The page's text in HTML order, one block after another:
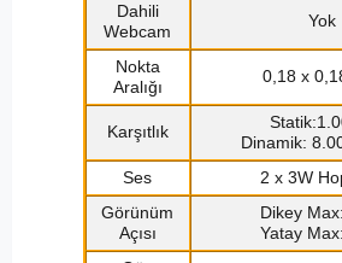
Dahili
Webcam
Yok
Nokta
Aralığı
0,18 x
Karşıtlık
Dinamik:
Ses
2 x 3W
Görünüm
Açısı
Dikey
Yatay